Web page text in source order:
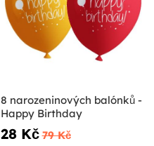
8 narozeninových balónků -
Happy Birthday
28 Kč 79 Kč